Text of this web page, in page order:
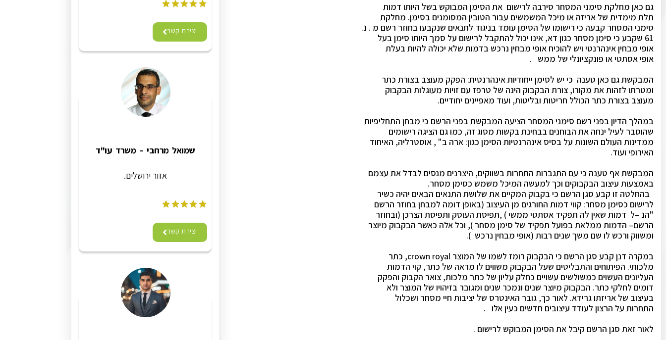
גם כאן מחלקת סימני המסחר סירבה לרישום את הסימן המבוקש בשל היותו דמות
תלת מימדית של אריזה או מיכל המשמשים עבור הטובין המסומנים בסימן. מחלקת
סימני המסחר קבעה כי רישומו של הסימן עומד בניגוד לתנאים שנקבעו בחוזר רשם מ . נ.
61 שקבע כי סימן מסחר כגון דא, אינו יכול להתקבל לרישום על סמך היותו סימן בעל
אופי מבחין אינהרנטי ויש להוכיח אופי מבחין נרכש בדמות שלא יכולה להיות בעלת
אופי אסתטי או פונקציונלי של ממש .
המבקשת גם כאן טענה כי יש לסימן ייחודיות אינהרנטית: הפקק מעוצב בצורת כתר
ומטרתו לזהות את מקורו, צורת הבקבוק הינה של טרפז עם זויות מעוגלות הבקבוק
מעוצב בצורת כתר הכולל חריטות ובליטות, ועוד מאפיינים יחודיים.
במהלך הדיון בפני רשם סימני המסחר הציעה המבקשת בפני הרשם כי מבחן התחליפיות
שהוסבר לעיל ינחה את הבוחנים בבחינת בקשות מסוג זה, כמו גם הציגה רישומים
ממדינות העולם השונות על בסיס אינהרנטיות הסימן כגון: ארה ב" , אוסטרליה, האיחוד
האירופי ועוד.
המבקשת אף טענה כי עם התגברות התחרות בשווקים, היצרנים מנסים לבדל את עצמם
באמצעות עיצוב הבקבוקים וכך למעשה המיכל משמש כסימן מסחר.
בהחלטה זו קבע סגן הרשם כי בקבוק המקיים את שלושת התנאים הבאים יהיה כשיר
לרישום כסימן מסחר: קווי דמות החורגים מן העיצוב (באופן דומה למבחן בחוזר הרשם
"הנ –ל דמות שאין לה תפקיד אסתטי ממשי ) ,תפיסת העוסק ותפיסת הצרכן (ובחוזר
הרשם– הדמות ממלאת בפועל תפקיד של סימן מסחר ), וכל אלה כאשר הבקבוק מיוצר
ומשווק ורכש לו שם משך שנים רבות (אופי מבחין נרכש ).
במקרה דנן קבע סגן הרשם כי הבקבוק רומז לשמו של המוצר crown royal, כתר
מלכותי. הפיתוחים והתבליטים שעל הבקבוק משווים לו מראה של כתר, קוי הדמות
העליונים העשוים כמשולשים עשויים כחלק עליון של כתר מלכות, צואר הקבוק והפקק
דומים לחלקי כתר. הבקבוק מיוצר שנים ונמכר שנים ומגובר בזיהויו של המוצר ולא
בעיצוב של אריזתו גרידא. לאור כך, גובר האינטרס של יציבות חיי מסחר ושכלול
התחרות על הרצון לעודד עיצובים חדשים כעין אלו .
לאור זאת סגן הרשם קיבל את הסימן המבוקש לרישום .
יצירת קשר
שמואל מרחבי – משרד עו"ד
אזור ירושלים.
יצירת קשר